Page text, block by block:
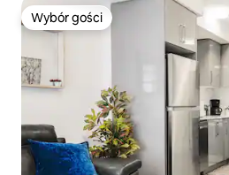
Wybór gości
Wybór gości